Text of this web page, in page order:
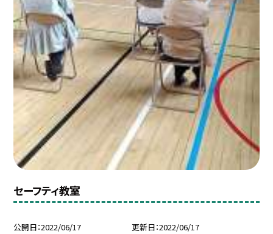
セーフティ教室
公開日 2022/06/17 更新日 2022/06/17